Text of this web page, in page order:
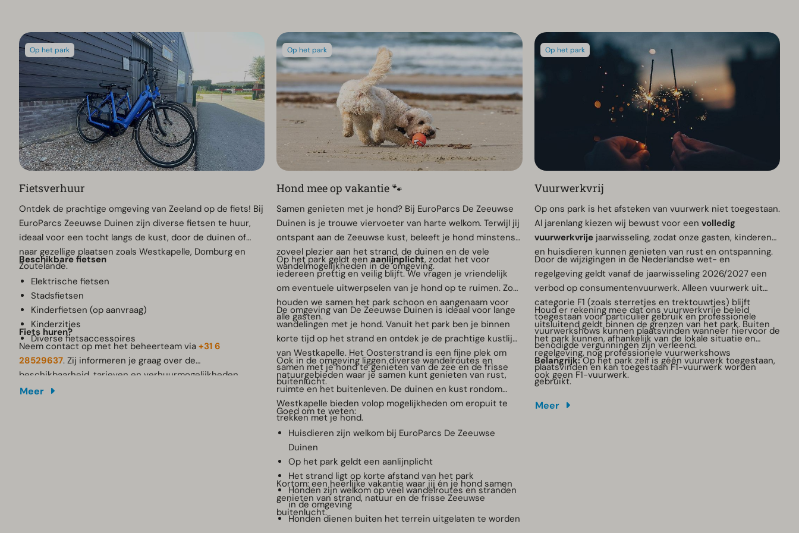
Op het park
Fietsverhuur
Ontdek de prachtige omgeving van Zeeland op de fiets! Bij
EuroParcs Zeeuwse Duinen zijn diverse fietsen te huur,
ideaal voor een tocht langs de kust, door de duinen of
naar gezellige plaatsen zoals Westkapelle, Domburg en
Zoutelande.
Beschikbare fietsen
Elektrische fietsen
Stadsfietsen
Kinderfietsen (op aanvraag)
Kinderzitjes
Diverse fietsaccessoires
Fiets huren?
Neem contact op met het beheerteam via+31 6
28529637. Zij informeren je graag over de
beschikbaarheid, tarieven en verhuurmogelijkheden.
Meer
Op het park
Hond mee op vakantie 🐾
Samen genieten met je hond? Bij EuroParcs De Zeeuwse
Duinen is je trouwe viervoeter van harte welkom. Terwijl jij
ontspant aan de Zeeuwse kust, beleeft je hond minstens
zoveel plezier aan het strand, de duinen en de vele
wandelmogelijkheden in de omgeving.
Op het park geldt eenaanlijnplicht, zodat het voor
iedereen prettig en veilig blijft. We vragen je vriendelijk
om eventuele uitwerpselen van je hond op te ruimen. Zo
houden we samen het park schoon en aangenaam voor
alle gasten.
De omgeving van De Zeeuwse Duinen is ideaal voor lange
wandelingen met je hond. Vanuit het park ben je binnen
korte tijd op het strand en ontdek je de prachtige kustlijn
van Westkapelle. Het Oosterstrand is een fijne plek om
samen met je hond te genieten van de zee en de frisse
buitenlucht.
Ook in de omgeving liggen diverse wandelroutes en
natuurgebieden waar je samen kunt genieten van rust,
ruimte en het buitenleven. De duinen en kust rondom
Westkapelle bieden volop mogelijkheden om eropuit te
trekken met je hond.
Goed om te weten:
Huisdieren zijn welkom bij EuroParcs De Zeeuwse
Duinen
Op het park geldt een aanlijnplicht
Het strand ligt op korte afstand van het park
Honden zijn welkom op veel wandelroutes en stranden
in de omgeving
Honden dienen buiten het terrein uitgelaten te worden
Kortom: een heerlijke vakantie waar jij én je hond samen
genieten van strand, natuur en de frisse Zeeuwse
buitenlucht.
Op het park
Vuurwerkvrij
Op ons park is het afsteken van vuurwerk niet toegestaan.
Al jarenlang kiezen wij bewust voor een volledig
vuurwerkvrijejaarwisseling, zodat onze gasten, kinderen
en huisdieren kunnen genieten van rust en ontspanning.
Door de wijzigingen in de Nederlandse wet- en
regelgeving geldt vanaf de jaarwisseling 2026/2027 een
verbod op consumentenvuurwerk. Alleen vuurwerk uit
categorie F1 (zoals sterretjes en trektouwtjes) blijft
toegestaan voor particulier gebruik en professionele
vuurwerkshows kunnen plaatsvinden wanneer hiervoor de
benodigde vergunningen zijn verleend.
Houd er rekening mee dat ons vuurwerkvrije beleid
uitsluitend geldt binnen de grenzen van het park. Buiten
het park kunnen, afhankelijk van de lokale situatie en
regelgeving, nog professionele vuurwerkshows
plaatsvinden en kan toegestaan F1-vuurwerk worden
gebruikt.
Belangrijk:Op het park zelf is géén vuurwerk toegestaan,
ook geen F1-vuurwerk.
Meer